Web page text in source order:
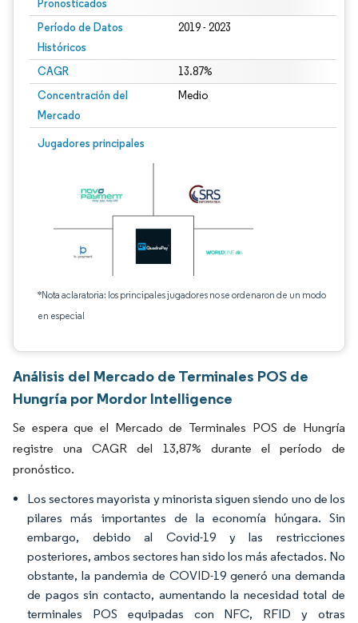
Pronosticados
Período de Datos
Históricos
2019 - 2023
CAGR 13.87%
Concentración del
Mercado
Medio
Jugadores principales
*Nota aclaratoria: los principales jugadores no se ordenaron de un modo
en especial
Análisis del Mercado de Terminales POS de
Hungría por Mordor Intelligence
Se espera que el Mercado de Terminales POS de Hungría
registre una CAGR del 13,87% durante el período de
pronóstico.
Los sectores mayorista y minorista siguen siendo uno de los
pilares más importantes de la economía húngara. Sin
embargo, debido al Covid-19 y las restricciones
posteriores, ambos sectores han sido los más afectados. No
obstante, la pandemia de COVID-19 generó una demanda
de pagos sin contacto, aumentando la necesidad total de
terminales POS equipadas con NFC, RFID y otras